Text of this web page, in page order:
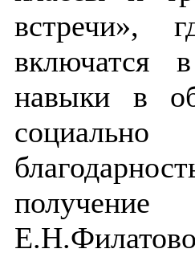
встречи»,
включатся
навыки в